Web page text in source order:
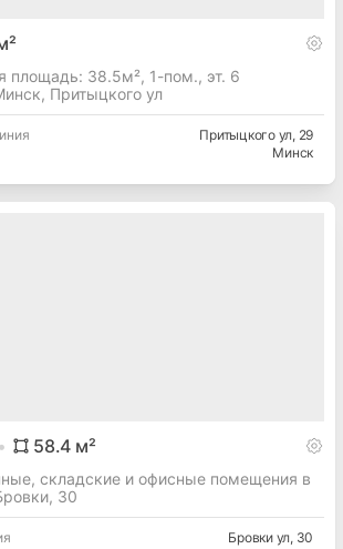
38.5м², 1-пом., эт. 6
Притыцкого ул
Притыцкого ул, 29
Минск
58.4 м²
складские и офисные помещения в
30
Бровки ул, 30